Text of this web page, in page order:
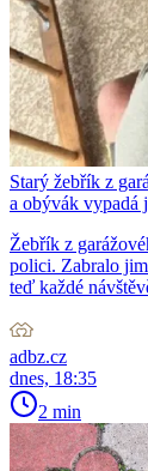
Starý žebřík z
a obývák vypadá
Žebřík z
polici. Zabralo
teď každé
adbz.cz
dnes, 18:35
2 min